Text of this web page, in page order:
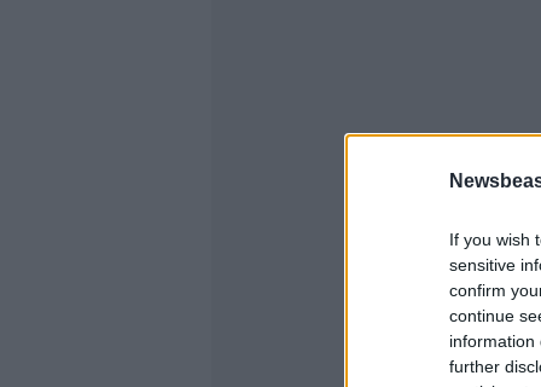
If you wish
sensitive
confirm
continue
information
further